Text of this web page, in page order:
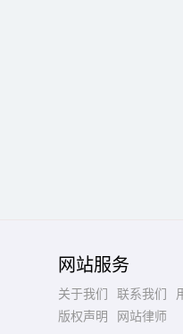
网站服务
关于我们 联系我们
版权声明
网站律师